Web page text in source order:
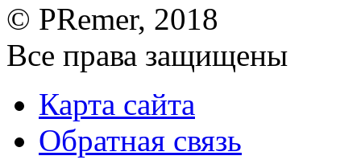
© PRemer, 2018
Все права защищены
Карта сайта
Обратная связь